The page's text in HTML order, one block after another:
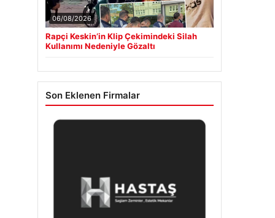
06/08/2026
Rapçi Keskin’in Klip Çekimindeki Silah
Kullanımı Nedeniyle Gözaltı
Son Eklenen Firmalar